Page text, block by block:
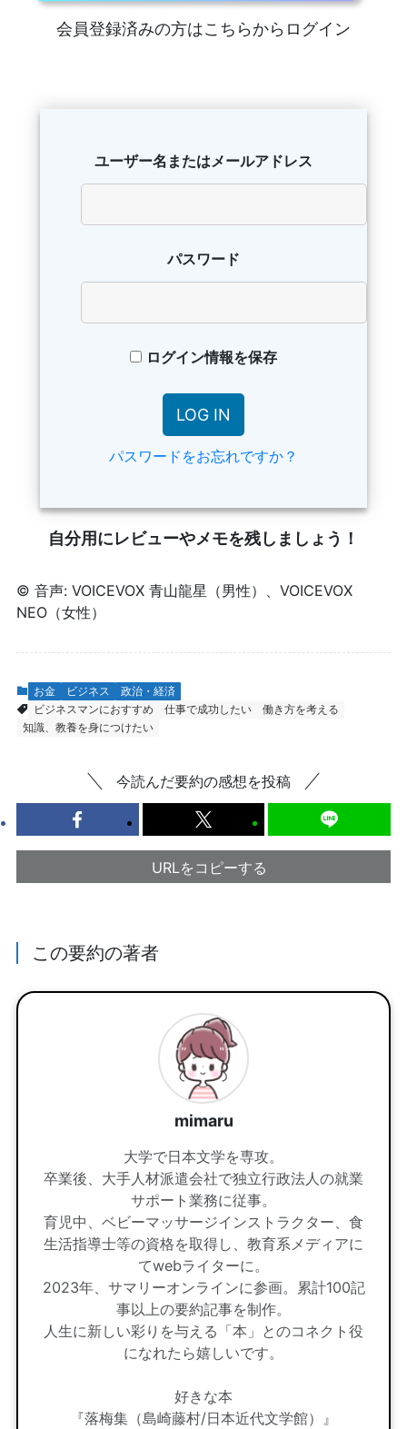
会員登録済みの方はこちらからログイン
ユーザー名またはメールアドレス
パスワード
ログイン情報を保存
パスワードをお忘れですか？
自分用にレビューやメモを残しましょう！
© 音声: VOICEVOX 青山龍星（男性）、VOICEVOX
NEO（女性）
お金 ビジネス
政治・経済
ビジネスマンにおすすめ
仕事で成功したい
働き方を考える
知識、教養を身につけたい
今読んだ要約の感想を投稿
URLをコピーする
この要約の著者
mimaru
大学で日本文学を専攻。
卒業後、大手人材派遣会社で独立行政法人の就業
サポート業務に従事。
育児中、ベビーマッサージインストラクター、食
生活指導士等の資格を取得し、教育系メディアに
てwebライターに。
2023年、サマリーオンラインに参画。累計100記
事以上の要約記事を制作。
人生に新しい彩りを与える「本」とのコネクト役
になれたら嬉しいです。
好きな本
『落梅集（島崎藤村/日本近代文学館）』